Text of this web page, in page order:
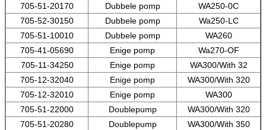
705-51-20170
Dubbele pomp
WA250-0C
705-52-30150
Dubbele pomp
Wa250-LC
705-51-10010
Dubbele pomp
WA260
705-41-05690
Enige pomp
Wa270-OF
705-11-34250
Enige pomp
WA300/With 32
705-12-32040
Enige pomp
WA300/With 320
705-12-32010
Enige pomp
WA300
705-51-22000
Doublepump
WA300/With 320
705-51-20280
Doublepump
WA300/With 350